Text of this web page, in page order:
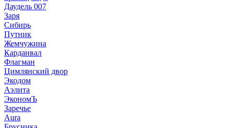
Даудель 007
Заря
Сибирь
Путник
Жемчужина
Карданвал
Флагман
Цимлянский двор
Экодом
Аэлита
ЭкономЪ
Заречье
Aura